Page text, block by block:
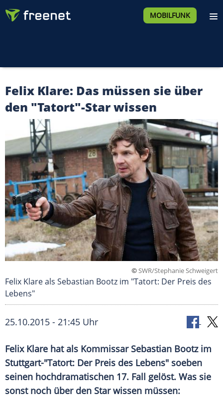
MOBILFUNK
Felix Klare: Das müssen sie über
den "Tatort"-Star wissen
©SWR/Stephanie Schweigert
Felix Klare als Sebastian Bootz im "Tatort: Der Preis des
Lebens"
25.10.2015 - 21:45 Uhr
Felix Klare hat als Kommissar Sebastian Bootz im
Stuttgart-"Tatort: Der Preis des Lebens" soeben
seinen hochdramatischen 17. Fall gelöst. Was sie
sonst noch über den Star wissen müssen: